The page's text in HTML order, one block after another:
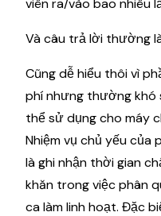
viên ra/vào bao nhiêu
Và câu trả lời thường
Cũng dễ hiểu thôi vì
phí nhưng thường khó
thể sử dụng cho máy
Nhiệm vụ chủ yếu của
là ghi nhận thời gian
khăn trong việc phân
ca làm linh hoạt. Đặc